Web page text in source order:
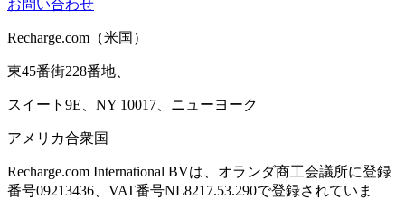
お問い合わせ
Recharge.com（米国）
東45番街228番地、
スイート9E、NY 10017、ニューヨーク
アメリカ合衆国
Recharge.com International BVは、オランダ商工会議所に登録
番号09213436、VAT番号NL8217.53.290で登録されていま